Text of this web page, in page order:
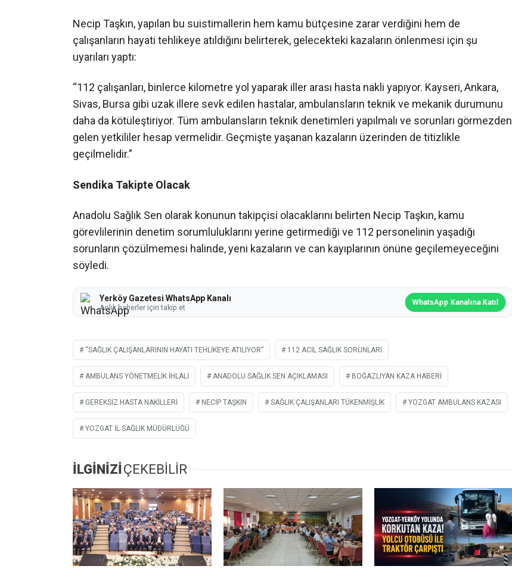
Necip Taşkın, yapılan bu suistimallerin hem kamu bütçesine zarar verdiğini hem de
çalışanların hayati tehlikeye atıldığını belirterek, gelecekteki kazaların önlenmesi için şu
uyarıları yaptı:
“112 çalışanları, binlerce kilometre yol yaparak iller arası hasta nakli yapıyor. Kayseri, Ankara,
Sivas, Bursa gibi uzak illere sevk edilen hastalar, ambulansların teknik ve mekanik durumunu
daha da kötüleştiriyor. Tüm ambulansların teknik denetimleri yapılmalı ve sorunları görmezden
gelen yetkililer hesap vermelidir. Geçmişte yaşanan kazaların üzerinden de titizlikle
geçilmelidir.”
Sendika Takipte Olacak
Anadolu Sağlık Sen olarak konunun takipçisi olacaklarını belirten Necip Taşkın, kamu
görevlilerinin denetim sorumluluklarını yerine getirmediği ve 112 personelinin yaşadığı
sorunların çözülmemesi halinde, yeni kazaların ve can kayıplarının önüne geçilemeyeceğini
söyledi.
Yerköy Gazetesi WhatsApp Kanalı
Anlık haberler için takip et
WhatsApp Kanalına Katıl
“SAĞLIK ÇALIŞANLARININ HAYATI TEHLIKEYE ATILIYOR” 112 ACIL SAĞLIK SORUNLARI
AMBULANS YÖNETMELIK IHLALI ANADOLU SAĞLIK SEN AÇIKLAMASI BOĞAZLIYAN KAZA HABERI
GEREKSIZ HASTA NAKILLERI NECIP TAŞKIN SAĞLIK ÇALIŞANLARI TÜKENMIŞLIK YOZGAT AMBULANS KAZASI
YOZGAT İL SAĞLIK MÜDÜRLÜĞÜ
İLGİNİZİ ÇEKEBİLİR